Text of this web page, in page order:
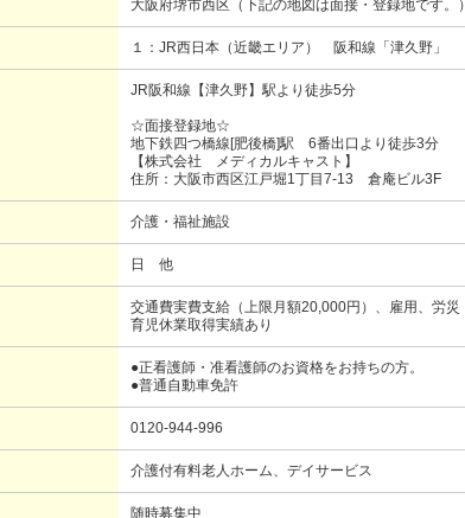
大阪府堺市西区（下記の地図は面接・登録地です。）
１：JR西日本（近畿エリア） 阪和線 「津久野」
JR阪和線【津久野】駅より徒歩5分
☆面接登録地☆
地下鉄四つ橋線[肥後橋]駅 6番出口より徒歩3分
【株式会社 メディカルキャスト】
住所：大阪市西区江戸堀1丁目7-13 倉庵ビル3F
介護・福祉施設
日 他
交通費実費支給（上限月額20,000円）、雇用、労災
育児休業取得実績あり
●正看護師・准看護師のお資格をお持ちの方。
●普通自動車免許
0120-944-996
介護付有料老人ホーム、デイサービス
随時募集中